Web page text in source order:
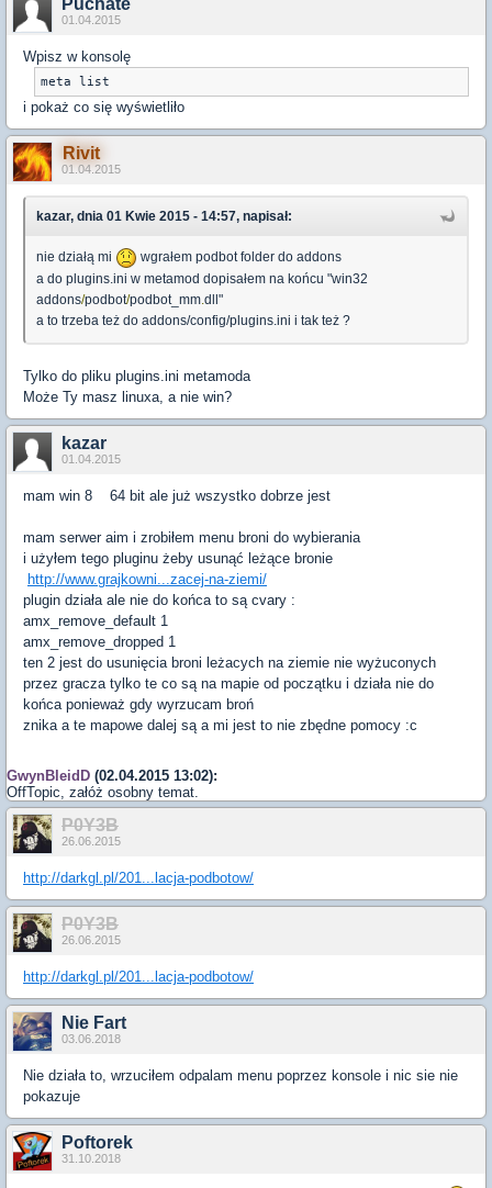
01.04.2015
Wpisz w konsolę
meta list
i pokaż co się wyświetliło
Rivit
01.04.2015
kazar, dnia 01 Kwie 2015 - 14:57, napisał:
nie działą mi
wgrałem podbot folder do addons
a do plugins.ini w metamod dopisałem na końcu "win32
addons/podbot/podbot_mm dll"
a to trzeba też do addons/config/plugins.ini i tak też ?
Tylko do pliku plugins.ini metamoda
Może Ty masz linuxa, a nie win?
kazar
01.04.2015
mam win 8 64 bit ale już wszystko dobrze jest
mam serwer aim i zrobiłem menu broni do wybierania
i użyłem tego pluginu żeby usunąć leżące bronie
http://www.grajkowni...zacej-na-ziemi/
plugin działa ale nie do końca to są cvary :
amx_remove_default 1
amx_remove_dropped 1
ten 2 jest do usunięcia broni leżacych na ziemie nie wyżuconych
przez gracza tylko te co są na mapie od początku i działa nie do
końca ponieważ gdy wyrzucam broń
znika a te mapowe dalej są a mi jest to nie zbędne pomocy :c
GwynBleidD (02.04.2015 13:02):
OffTopic, załóż osobny temat.
P0Y3B
26.06.2015
http://darkgl.pl/201...lacja-podbotow/
P0Y3B
26.06.2015
http://darkgl.pl/201...lacja-podbotow/
Nie Fart
03.06.2018
Nie działa to, wrzuciłem odpalam menu poprzez konsole i nic sie nie
pokazuje
Poftorek
31.10.2018